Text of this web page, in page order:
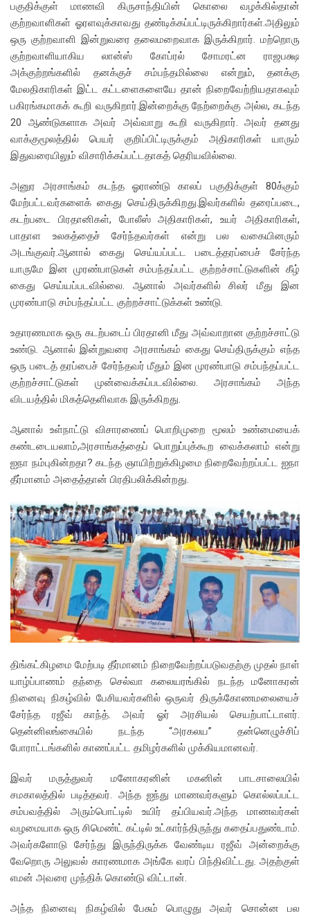
பகுதிக்குள் மாணவி கிருசாந்தியின் கொலை வழக்கில்தான்
குற்றவாளிகள் ஓரளவுக்காவது தண்டிக்கப்பட்டிருக்கிறார்கள்.அதிலும்
ஒரு குற்றவாளி இன்றுவரை தலைமறைவாக இருக்கிறார். மற்றொரு
குற்றவாளியாகிய லான்ஸ் கோப்ரல் சோமரட்ன ராஜபக்ஷ
அக்குற்றங்களில் தனக்குச் சம்பந்தமில்லை என்றும், தனக்கு
மேலதிகாரிகள் இட்ட கட்டளைகளையே தான் நிறைவேற்றியதாகவும்
பகிரங்கமாகக் கூறி வருகிறார்.இன்றைக்கு நேற்றைக்கு அல்ல, கடந்த
20 ஆண்டுகளாக அவர் அவ்வாறு கூறி வருகிறார். அவர் தனது
வாக்குமூலத்தில் பெயர் குறிப்பிட்டிருக்கும் அதிகாரிகள் யாரும்
இதுவரையிலும் விசாரிக்கப்பட்டதாகத் தெரியவில்லை.
அனுர அரசாங்கம் கடந்த ஓராண்டு காலப் பகுதிக்குள் 80க்கும்
மேற்பட்டவர்களைக் கைது செய்திருக்கிறது.இவர்களில் தரைப்படை,
கடற்படை பிரதானிகள், போலீஸ் அதிகாரிகள், உயர் அதிகாரிகள்,
பாதாள உலகத்தைச் சேர்ந்தவர்கள் என்று பல வகையினரும்
அடங்குவர்.ஆனால் கைது செய்யப்பட்ட படைத்தரப்பைச் சேர்ந்த
யாருமே இன முரண்பாடுகள் சம்பந்தப்பட்ட குற்றச்சாட்டுகளின் கீழ்
கைது செய்யப்படவில்லை. ஆனால் அவர்களில் சிலர் மீது இன
முரண்பாடு சம்பந்தப்பட்ட குற்றச்சாட்டுக்கள் உண்டு.
உதாரணமாக ஒரு கடற்படைப் பிரதானி மீது அவ்வாறான குற்றச்சாட்டு
உண்டு. ஆனால் இன்றுவரை அரசாங்கம் கைது செய்திருக்கும் எந்த
ஒரு படைத் தரப்பைச் சேர்ந்தவர் மீதும் இன முரண்பாடு சம்பந்தப்பட்ட
குற்றச்சாட்டுகள் முன்வைக்கப்படவில்லை. அரசாங்கம் அந்த
விடயத்தில் மிகத்தெளிவாக இருக்கிறது.
ஆனால் உள்நாட்டு விசாரணைப் பொறிமுறை மூலம் உண்மையைக்
கண்டடையலாம்,அரசாங்கத்தைப் பொறுப்புக்கூற வைக்கலாம் என்று
ஐநா நம்புகின்றதா? கடந்த ஞாயிற்றுக்கிழமை நிறைவேற்றப்பட்ட ஐநா
தீர்மானம் அதைத்தான் பிரதிபலிக்கின்றது.
திங்கட்கிழமை மேற்படி தீர்மானம் நிறைவேற்றப்படுவதற்கு முதல் நாள்
யாழ்ப்பாணம் தந்தை செல்வா கலையரங்கில் நடந்த மனோகரன்
நினைவு நிகழ்வில் பேசியவர்களில் ஒருவர் திருக்கோணமலையைச்
சேர்ந்த ரஜீவ் காந்த். அவர் ஓர் அரசியல் செயற்பாட்டாளர்.
தென்னிலங்கையில் நடந்த “அரகலய” தன்னெழுச்சிப்
போராட்டங்களில் காணப்பட்ட தமிழர்களில் முக்கியமானவர்.
இவர் மருத்துவர் மனோகரனின் மகனின் பாடசாலையில்
சமகாலத்தில் படித்தவர். அந்த ஐந்து மாணவர்களும் கொல்லப்பட்ட
சம்பவத்தில் அரும்பொட்டில் உயிர் தப்பியவர்.அந்த மாணவர்கள்
வழமையாக ஒரு சிமெண்ட் கட்டில் உட்கார்ந்திருந்து கதைப்பதுண்டாம்.
அவர்களோடு சேர்ந்து இருந்திருக்க வேண்டிய ரஜீவ் அன்றைக்கு
வேறொரு அலுவல் காரணமாக அங்கே வரப் பிந்திவிட்டது. அதற்குள்
எமன் அவரை முந்திக் கொண்டு விட்டான்.
அந்த நினைவு நிகழ்வில் பேசும் பொழுது அவர் சொன்ன பல